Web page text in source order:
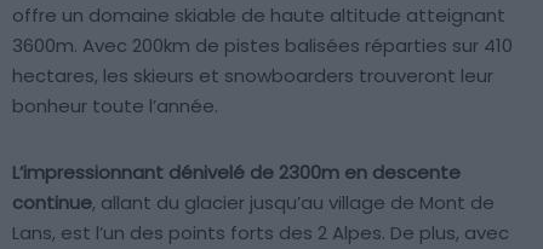
offre un domaine skiable de haute altitude atteignant
3600m. Avec 200km de pistes balisées réparties sur 410
hectares, les skieurs et snowboarders trouveront leur
bonheur toute l’année.
L’impressionnant dénivelé de 2300m en descente
continue, allant du glacier jusqu’au village de Mont de
Lans, est l’un des points forts des 2 Alpes. De plus, avec